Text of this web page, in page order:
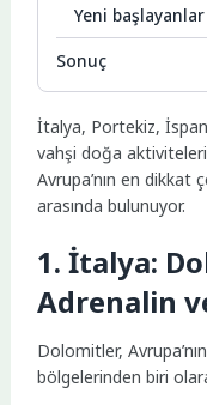
Yeni
Sonuç
İtalya, Portekiz,
vahşi doğa
Avrupa’nın en dikkat
arasında bulunuyor.
1. İtalya:
Adrenalin
Dolomitler,
bölgelerinden biri